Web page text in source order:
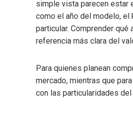
simple vista parecen estar
como el año del modelo,
particular. Comprender qué
referencia más clara del
Para quienes planean
mercado, mientras que
con las particularidades